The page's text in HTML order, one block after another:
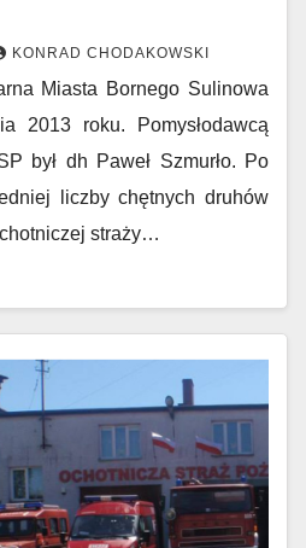
KONRAD CHODAKOWSKI
Miasta Bornego Sulinowa
2013 roku. Pomysłodawcą
był dh Paweł Szmurło. Po
liczby chętnych druhów
straży…